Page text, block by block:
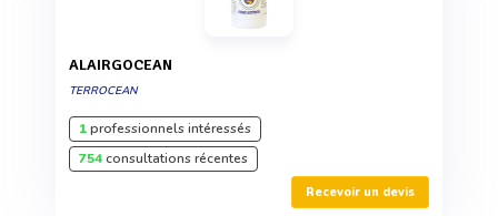
ALAIRGOCEAN
TERROCEAN
1professionnels intéressés
754consultations récentes
Recevoir un devis